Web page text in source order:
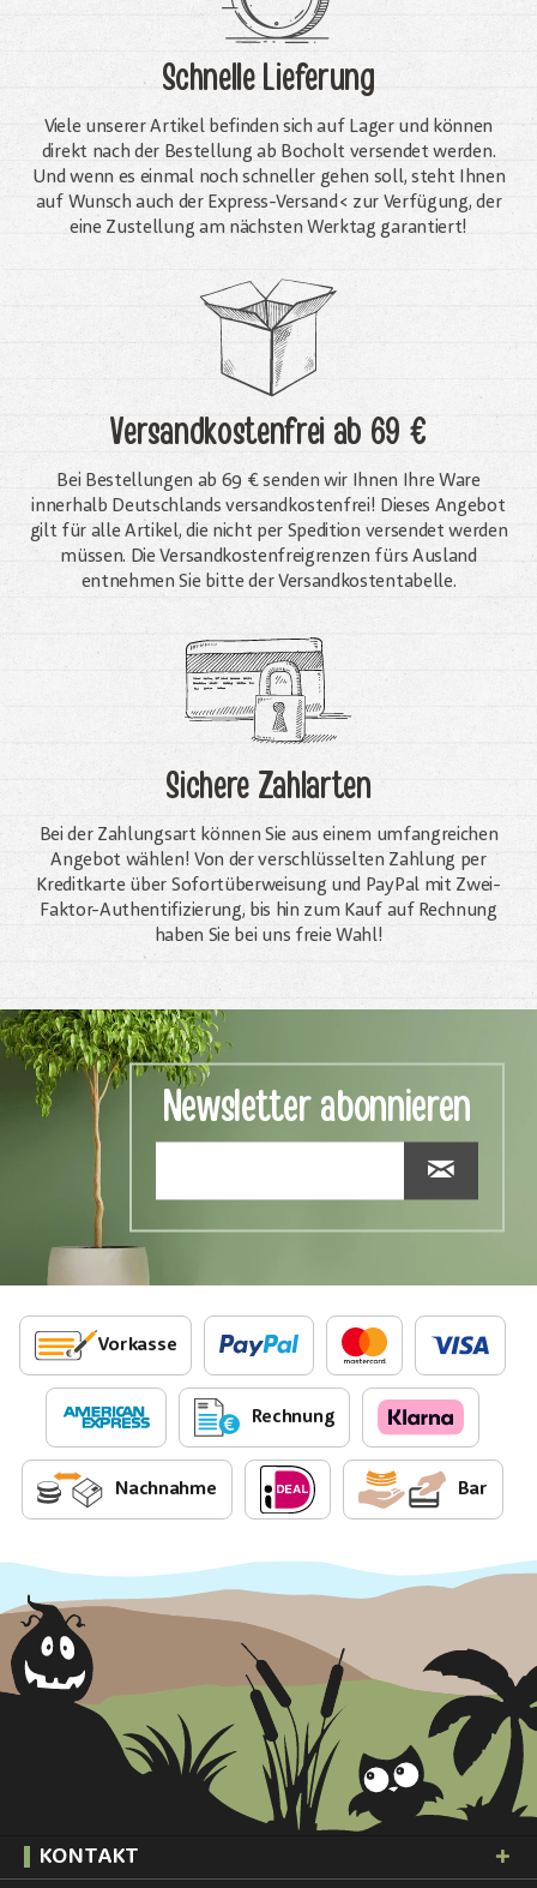
Schnelle Lieferung
Viele unserer Artikel befinden sich auf Lager und können
direkt nach der Bestellung ab Bocholt versendet werden.
Und wenn es einmal noch schneller gehen soll, steht Ihnen
auf Wunsch auch der Express-Versand< zur Verfügung, der
eine Zustellung am nächsten Werktag garantiert!
Versandkostenfreiab 69 €
Bei Bestellungen ab 69 € senden wir Ihnen Ihre Ware
innerhalb Deutschlands versandkostenfrei! Dieses Angebot
gilt für alle Artikel, die nicht per Spedition versendet werden
müssen. Die Versandkosten­freigrenzen fürs Ausland
entnehmen Sie bitte der Versandkostentabelle.
Sichere Zahlarten
Bei der Zahlungsart können Sie aus einem umfangreichen
Angebot wählen! Von der verschlüsselten Zahlung per
Kreditkarte über Sofortüberweisung und PayPal mit Zwei-
Faktor-Authentifizierung, bis hin zum Kauf auf Rechnung
haben Sie bei uns freie Wahl!
Newsletter abonnieren
Vorkasse
Rechnung
Nachnahme Bar
KONTAKT